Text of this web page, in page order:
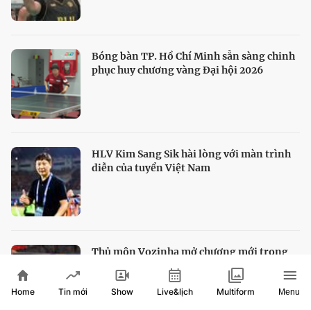
Bóng bàn TP. Hồ Chí Minh sẵn sàng chinh
phục huy chương vàng Đại hội 2026
HLV Kim Sang Sik hài lòng với màn trình
diễn của tuyển Việt Nam
Thủ môn Vozinha mở chương mới trong
sự nghiệp tại Chile
Home Tin mới Show Live&lịch Multiform Menu